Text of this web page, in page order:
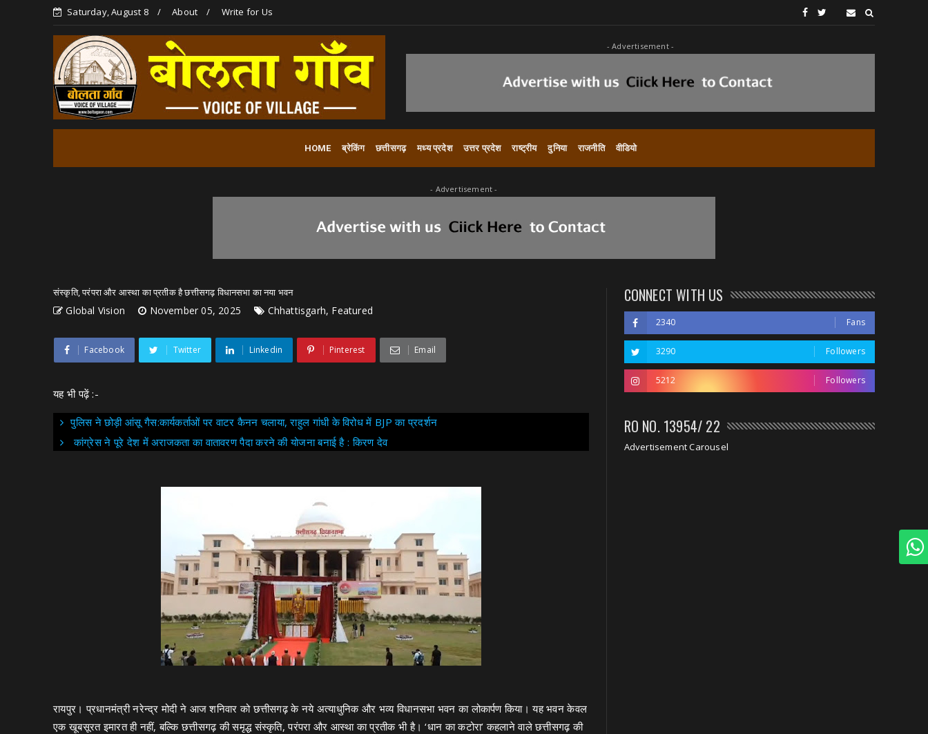
Saturday, August 8 About Write for Us
- Advertisement -
HOME ब्रेकिंग छत्तीसगढ़ मध्य प्रदेश उत्तर प्रदेश राष्ट्रीय दुनिया राजनीति वीडियो
- Advertisement -
संस्कृति, परंपरा और आस्था का प्रतीक है छत्तीसगढ़ विधानसभा का नया भवन
Global Vision November 05, 2025 Chhattisgarh, Featured
Facebook Twitter Linkedin Pinterest Email
यह भी पढ़ें :-
पुलिस ने छोड़ी आंसू गैस:कार्यकर्ताओं पर वाटर कैनन चलाया, राहुल गांधी के विरोध में BJP का प्रदर्शन
कांग्रेस ने पूरे देश में अराजकता का वातावरण पैदा करने की योजना बनाई है : किरण देव
रायपुर। प्रधानमंत्री नरेन्द्र मोदी ने आज शनिवार को छत्तीसगढ़ के नये अत्याधुनिक और भव्य विधानसभा भवन का लोकार्पण किया। यह भवन केवल
एक खूबसूरत इमारत ही नहीं, बल्कि छत्तीसगढ़ की समृद्ध संस्कृति, परंपरा और आस्था का प्रतीक भी है। ‘धान का कटोरा’ कहलाने वाले छत्तीसगढ़ की
CONNECT WITH US
2340 Fans
3290 Followers
5212 Followers
RO NO. 13954/ 22
Advertisement Carousel